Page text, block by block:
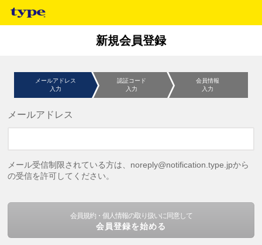
新規会員登録
メールアドレス
入力
認証コード
入力
会員情報
入力
メールアドレス
メール受信制限されている方は、noreply@notification.type.jpから
の受信を許可してください。
会員規約・個人情報の取り扱いに同意して
会員登録を始める